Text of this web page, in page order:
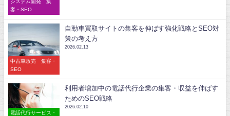
システム開発 集
客・SEO
中古車販売 集客・
SEO
自動車買取サイトの集客を伸ばす強化戦略とSEO対
策の考え方
2026.02.13
電話代行サービス・
利用者増加中の電話代行企業の集客・収益を伸ばす
ためのSEO戦略
2026.02.10